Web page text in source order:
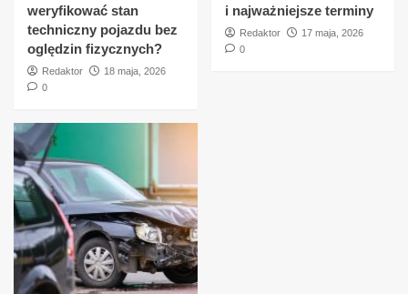
weryfikować stan
techniczny pojazdu bez
oględzin fizycznych?
Redaktor
18 maja, 2026
0
i najważniejsze terminy
Redaktor
17 maja, 2026
0